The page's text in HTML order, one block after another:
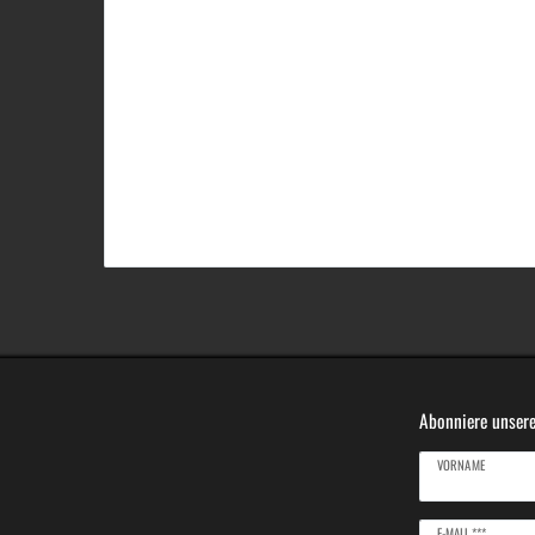
Abonniere
VORNAME